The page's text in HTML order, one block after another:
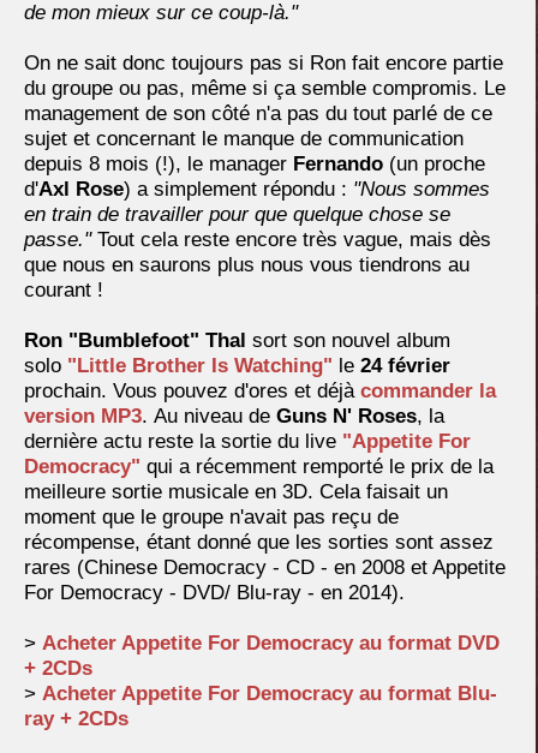
de mon mieux sur ce coup-là."
On ne sait donc toujours pas si Ron fait encore partie
du groupe ou pas, même si ça semble compromis. Le
management de son côté n'a pas du tout parlé de ce
sujet et concernant le manque de communication
depuis 8 mois (!), le manager Fernando (un proche
d'Axl Rose) a simplement répondu : "Nous sommes
en train de travailler pour que quelque chose se
passe."Tout cela reste encore très vague, mais dès
que nous en saurons plus nous vous tiendrons au
courant !
Ron "Bumblefoot" Thal sort son nouvel album
solo "Little Brother Is Watching" le 24 février
prochain. Vous pouvez d'ores et déjà commander la
version MP3. Au niveau de Guns N' Roses, la
dernière actu reste la sortie du live "Appetite For
Democracy" qui a récemment remporté le prix de la
meilleure sortie musicale en 3D. Cela faisait un
moment que le groupe n'avait pas reçu de
récompense, étant donné que les sorties sont assez
rares (Chinese Democracy - CD - en 2008 et Appetite
For Democracy - DVD/ Blu-ray - en 2014).
> Acheter Appetite For Democracy au format DVD
+ 2CDs
> Acheter Appetite For Democracy au format Blu-
ray + 2CDs